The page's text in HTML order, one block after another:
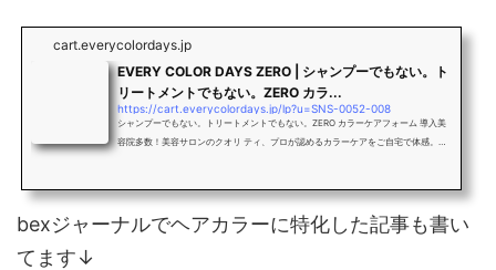
cart.everycolordays.jp
EVERY COLOR DAYS ZERO | シャンプーでもない。ト
リートメントでもない。ZERO カラ...
https://cart.everycolordays.jp/lp?u=SNS-0052-008
シャンプーでもない。トリートメントでもない。ZERO カラーケアフォーム 導入美
容院多数！美容サロンのクオリ ティ、プロが認めるカラーケアをご自宅で体感。毎
bexジャーナルでヘアカラーに特化した記事も書い
てます↓